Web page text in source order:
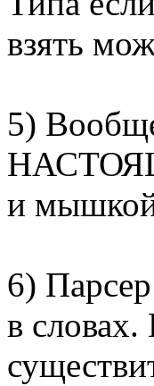
взять
5)
и
6)
в